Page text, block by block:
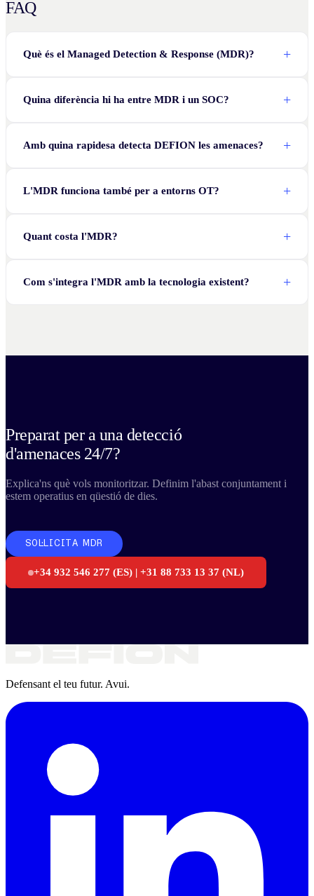
FAQ
Què és el Managed Detection & Response (MDR)?
Quina diferència hi ha entre MDR i un SOC?
Amb quina rapidesa detecta DEFION les amenaces?
L'MDR funciona també per a entorns OT?
Quant costa l'MDR?
Com s'integra l'MDR amb la tecnologia existent?
Preparat per a una detecció
d'amenaces 24/7?
Explica'ns què vols monitoritzar. Definim l'abast conjuntament i
estem operatius en qüestió de dies.
SOL·LICITA MDR
+34 932 546 277 (ES) | +31 88 733 13 37 (NL)
Defensant el teu futur. Avui.